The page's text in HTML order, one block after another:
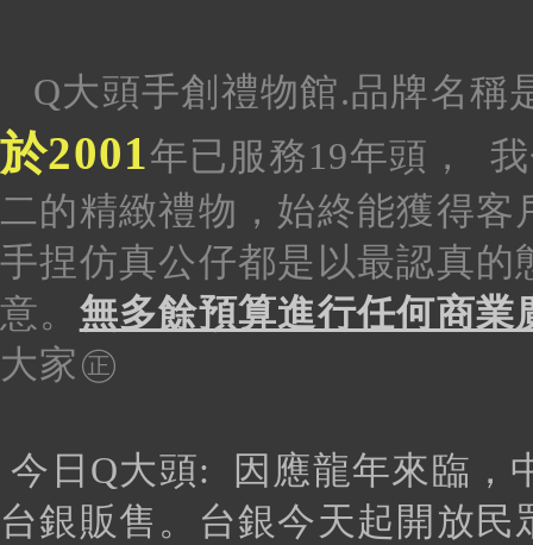
Q大頭手創禮物館.品牌名稱
於2001年已服務19年頭 ，
二的精緻禮物，始終能獲得客
手捏仿真公仔都是以最認真的
意。 無多餘預算進行任何商
大家㊣
今日Q大頭:
因應龍年來臨，
台銀販售。台銀今天起開放